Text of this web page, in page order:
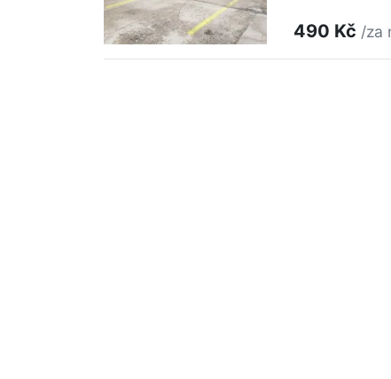
490 Kč /za